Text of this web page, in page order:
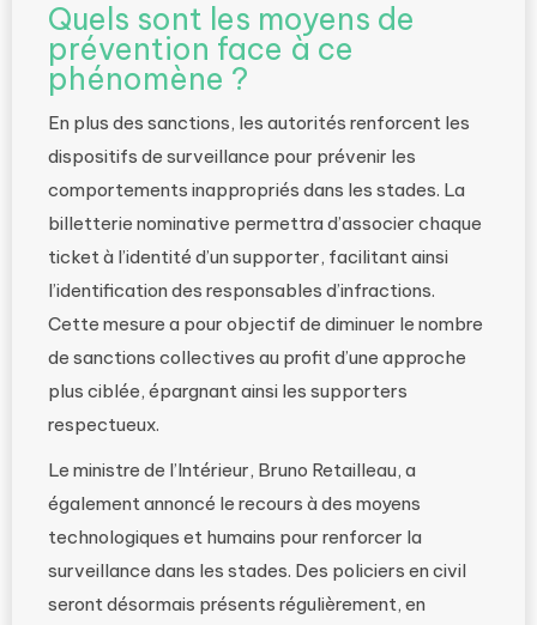
Quels sont les moyens de
prévention face à ce
phénomène ?
En plus des sanctions, les autorités renforcent les
dispositifs de surveillance pour prévenir les
comportements inappropriés dans les stades. La
billetterie nominative permettra d’associer chaque
ticket à l’identité d’un supporter, facilitant ainsi
l’identification des responsables d’infractions.
Cette mesure a pour objectif de diminuer le nombre
de sanctions collectives au profit d’une approche
plus ciblée, épargnant ainsi les supporters
respectueux.
Le ministre de l’Intérieur, Bruno Retailleau, a
également annoncé le recours à des moyens
technologiques et humains pour renforcer la
surveillance dans les stades. Des policiers en civil
seront désormais présents régulièrement, en